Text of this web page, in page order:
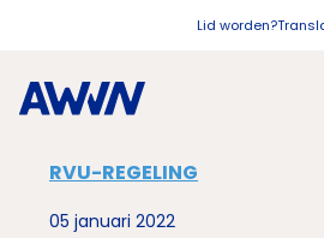
Lid worden?
RVU-REGELING
05 januari 2022